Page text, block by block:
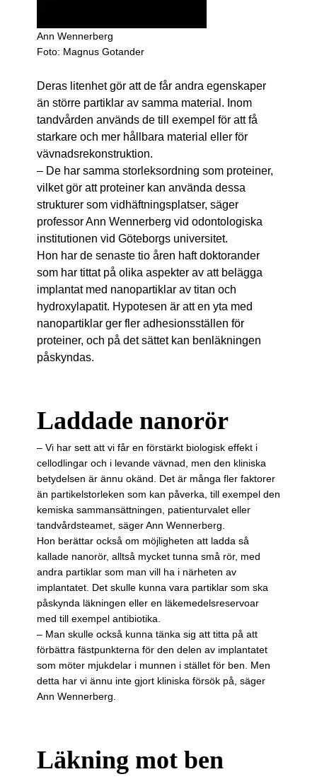
Ann Wennerberg
Foto: Magnus Gotander
Deras litenhet gör att de får andra egenskaper
än större partiklar av samma material. Inom
tandvården används de till exempel för att få
starkare och mer hållbara material eller för
vävnadsrekonstruktion.
– De har samma storleksordning som proteiner,
vilket gör att proteiner kan använda dessa
strukturer som vidhäftningsplatser, säger
professor Ann Wennerberg vid odontologiska
institutionen vid Göteborgs universitet.
Hon har de senaste tio åren haft doktorander
som har tittat på olika aspekter av att belägga
implantat med nanopartiklar av titan och
hydroxylapatit. Hypotesen är att en yta med
nanopartiklar ger fler adhesionsställen för
proteiner, och på det sättet kan benläkningen
påskyndas.
Laddade nanorör
– Vi har sett att vi får en förstärkt biologisk effekt i
cellodlingar och i levande vävnad, men den kliniska
betydelsen är ännu okänd. Det är många fler faktorer
än partikelstorleken som kan påverka, till exempel den
kemiska sammansättningen, patienturvalet eller
tandvårds­teamet, säger Ann Wennerberg.
Hon berättar också om möjligheten att ladda så
kallade nanorör, alltså mycket tunna små rör, med
andra partiklar som man vill ha i närheten av
implantatet. Det skulle kunna vara partiklar som ska
påskynda läkningen eller en läke­medels­reser­voar
med till exempel antibiotika.
– Man skulle också kunna tänka sig att titta på att
förbättra fästpunkterna för den delen av implantatet
som möter mjukdelar i munnen i stället för ben. Men
detta har vi ännu inte gjort kliniska försök på, säger
Ann Wennerberg.
Läkning mot ben